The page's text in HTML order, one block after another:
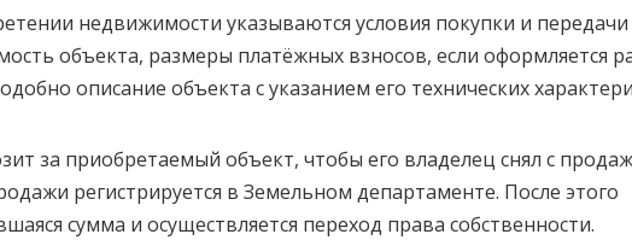
недвижимости указываются условия покупки и
объекта, размеры платёжных взносов, если оформляется
описание объекта с указанием его технических
за приобретаемый объект, чтобы его владелец снял с
регистрируется в Земельном департаменте. После этого
сумма и осуществляется переход права собственности.